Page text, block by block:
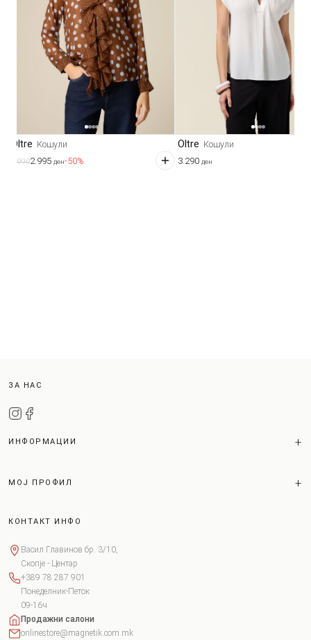
Oltre Кошули
5.9902.995 ден-50%
Oltre Кошули
3.290 ден
ЗА НАС
ИНФОРМАЦИИ
МОЈ ПРОФИЛ
КОНТАКТ ИНФО
Васил Главинов бр. 3/10,
Скопје - Центар
+389 78 287 901
Понеделник-Петок
09-16ч
Продажни салони
onlinestore@magnetik.com.mk